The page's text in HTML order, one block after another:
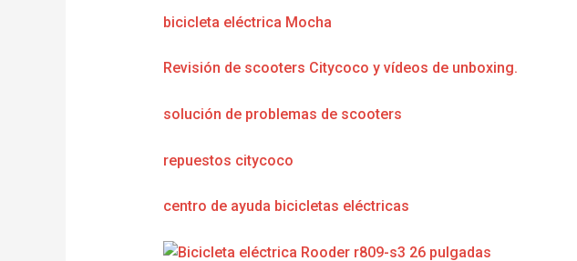
bicicleta eléctrica Mocha
Revisión de scooters Citycoco y vídeos de unboxing.
solución de problemas de scooters
repuestos citycoco
centro de ayuda bicicletas eléctricas